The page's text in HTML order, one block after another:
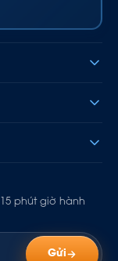
phút giờ hành
Gửi